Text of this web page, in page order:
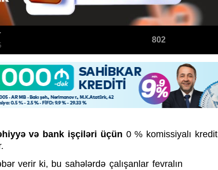
802
və bank işçiləri üçün 0 % komissiyalı kredit
verir ki, bu sahələrdə çalışanlar fevralın